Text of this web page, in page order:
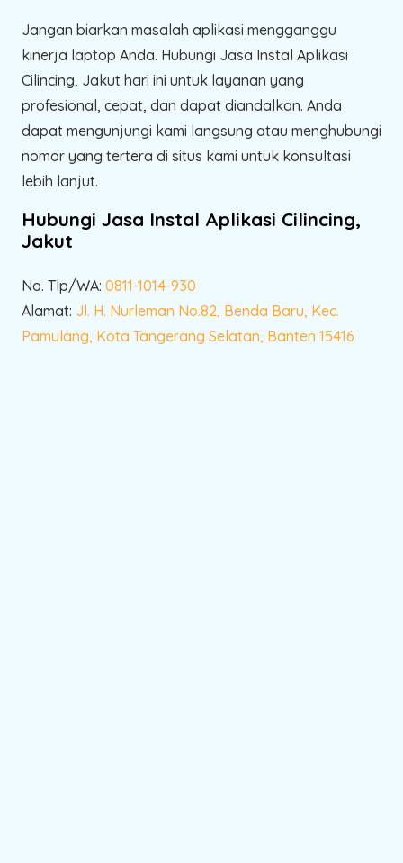
Jangan biarkan masalah aplikasi mengganggu
kinerja laptop Anda. Hubungi Jasa Instal Aplikasi
Cilincing, Jakut hari ini untuk layanan yang
profesional, cepat, dan dapat diandalkan. Anda
dapat mengunjungi kami langsung atau menghubungi
nomor yang tertera di situs kami untuk konsultasi
lebih lanjut.
Hubungi Jasa Instal Aplikasi Cilincing,
Jakut
No. Tlp/WA: 0811-1014-930
Alamat: Jl. H. Nurleman No.82, Benda Baru, Kec.
Pamulang, Kota Tangerang Selatan, Banten 15416